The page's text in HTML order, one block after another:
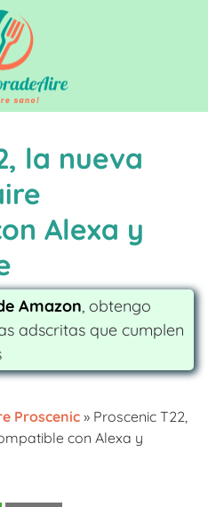
la nueva
Alexa y
Amazon, obtengo
adscritas que cumplen
Proscenic » Proscenic T22,
con Alexa y